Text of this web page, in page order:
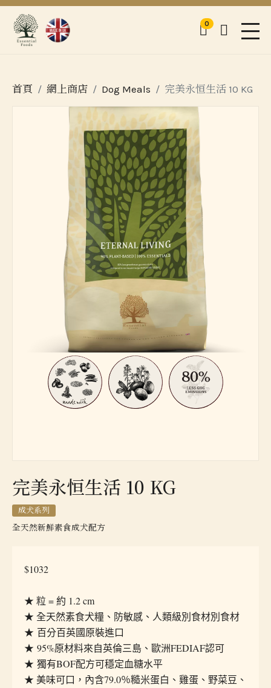
購物車
0 登入
首頁 網上商店 Dog Meals 完美永恒生活 10 KG
完美永恒生活 10 KG
成犬系列
全天然新鮮素食成犬配方
$1032
★ 粒 = 約 1.2 cm
★ 全天然素食犬糧、防敏感、人類級別食材別食材
★ 百分百英國原裝進口
★ 95%原材料來自英倫三島、歐洲FEDIAF認可
★ 獨有BOF配方可穩定血糖水平
★ 美味可口，內含79.0％糙米蛋白、雞蛋、野菜豆、